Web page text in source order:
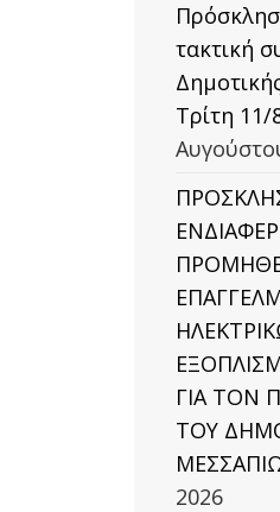
τακτική
Τρίτη 11/
ΓΙΑ ΤΟΝ
ΤΟΥ
2026